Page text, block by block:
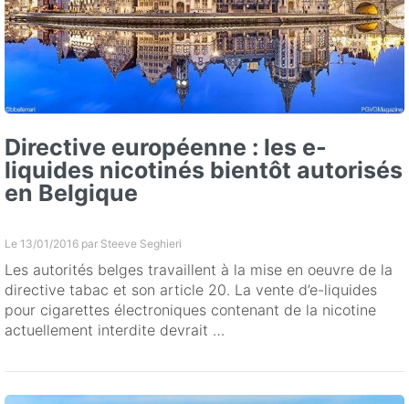
Directive européenne : les e-
liquides nicotinés bientôt autorisés
en Belgique
Le 13/01/2016 par Steeve Seghieri
Les autorités belges travaillent à la mise en oeuvre de la
directive tabac et son article 20. La vente d’e-liquides
pour cigarettes électroniques contenant de la nicotine
actuellement interdite devrait …